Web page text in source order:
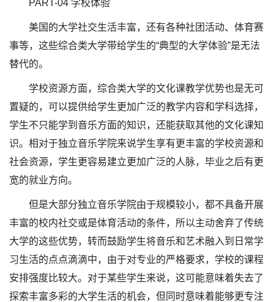
PART-04 学校体验
美国的大学社交生活丰富，还有各种社团活动、体育赛
事等，这些综合类大学带给学生的“典型的大学体验”是无法
替代的。
学校资源方面，综合类大学的文化课教学优势也是无可
置疑的，可以提供给学生更加广泛的教学内容和学科选择，
学生不只能学到音乐方面的知识，还能获取其他的文化课知
识。相对于独立音乐学院来说学生享有更丰富的学校资源和
社会资源，学生更容易建立更加广泛的人脉，毕业之后有更
宽的就业方向。
但是大部分独立音乐学院由于规模较小，都不具备开展
丰富的校内社交或是体育活动的条件，所以主动舍弃了传统
大学的这些优势，转而鼓励学生将音乐和艺术融入到日常学
习生活的点点滴滴中，由于对专业的严格要求，学校的课程
安排强度比较大。对于某些学生来说，这可能意味着失去了
探索丰富多彩的大学生活的机会，但同时意味着能够更专注